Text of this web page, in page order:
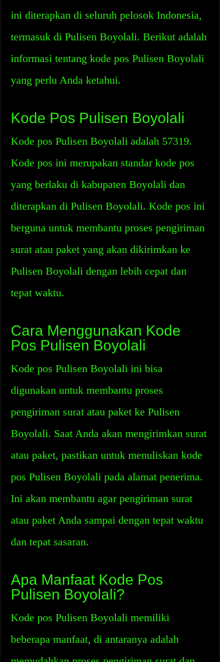
ini diterapkan di seluruh pelosok Indonesia,
termasuk di Pulisen Boyolali. Berikut adalah
informasi tentang kode pos Pulisen Boyolali
yang perlu Anda ketahui.
Kode Pos Pulisen Boyolali
Kode pos Pulisen Boyolali adalah 57319.
Kode pos ini merupakan standar kode pos
yang berlaku di kabupaten Boyolali dan
diterapkan di Pulisen Boyolali. Kode pos ini
berguna untuk membantu proses pengiriman
surat atau paket yang akan dikirimkan ke
Pulisen Boyolali dengan lebih cepat dan
tepat waktu.
Cara Menggunakan Kode
Pos Pulisen Boyolali
Kode pos Pulisen Boyolali ini bisa
digunakan untuk membantu proses
pengiriman surat atau paket ke Pulisen
Boyolali. Saat Anda akan mengirimkan surat
atau paket, pastikan untuk menuliskan kode
pos Pulisen Boyolali pada alamat penerima.
Ini akan membantu agar pengiriman surat
atau paket Anda sampai dengan tepat waktu
dan tepat sasaran.
Apa Manfaat Kode Pos
Pulisen Boyolali?
Kode pos Pulisen Boyolali memiliki
beberapa manfaat, di antaranya adalah